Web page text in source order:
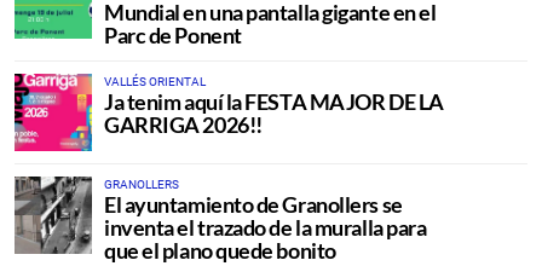
Mundial en una pantalla gigante en el
Parc de Ponent
VALLÉS ORIENTAL
Ja tenim aquí la FESTA MAJOR DE LA
GARRIGA 2026!!
GRANOLLERS
El ayuntamiento de Granollers se
inventa el trazado de la muralla para
que el plano quede bonito